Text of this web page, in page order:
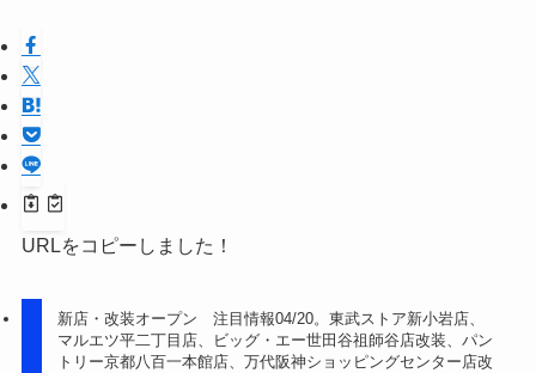
URLをコピーしました！
新店・改装オープン 注目情報04/20。東武ストア新小岩店、
マルエツ平二丁目店、ビッグ・エー世田谷祖師谷店改装、パン
トリー京都八百一本館店、万代阪神ショッピングセンター店改